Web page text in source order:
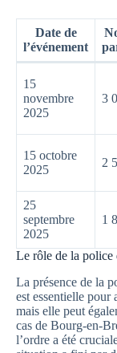
Date de
l’événement
15
novembre
2025
3
15 octobre
2025
2
25
septembre
2025
1
Le rôle de la police
La présence de la
est essentielle pour
mais elle peut
cas de Bourg-en-
l’ordre a été